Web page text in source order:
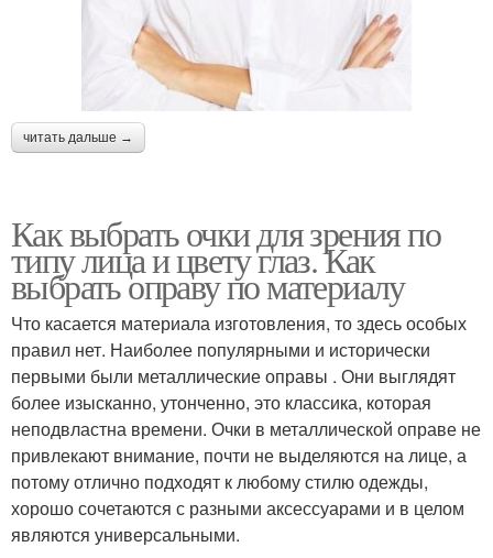
читать дальше →
Как выбрать очки для зрения по
типу лица и цвету глаз. Как
выбрать оправу по материалу
Что касается материала изготовления, то здесь особых
правил нет. Наиболее популярными и исторически
первыми были металлические оправы . Они выглядят
более изысканно, утонченно, это классика, которая
неподвластна времени. Очки в металлической оправе не
привлекают внимание, почти не выделяются на лице, а
потому отлично подходят к любому стилю одежды,
хорошо сочетаются с разными аксессуарами и в целом
являются универсальными.